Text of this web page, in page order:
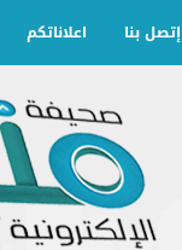
إتصل بنا اعلاناتكم